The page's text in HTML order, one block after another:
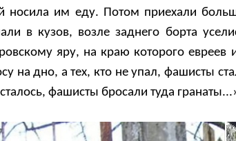
носила им еду. Потом приехали
в кузов, возле заднего борта
яру, на краю которого евреев
на дно, а тех, кто не упал, фашисты
фашисты бросали туда